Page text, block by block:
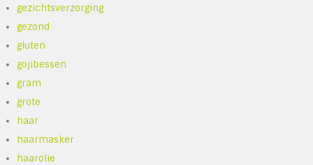
gezichtsverzorging
gezond
gluten
gojibessen
gram
grote
haar
haarmasker
haarolie